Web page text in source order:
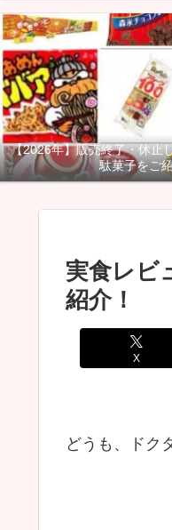
【2026年】販売終了・休止
駄菓子をご
実食レビ
紹介！
X
どうも、ドク